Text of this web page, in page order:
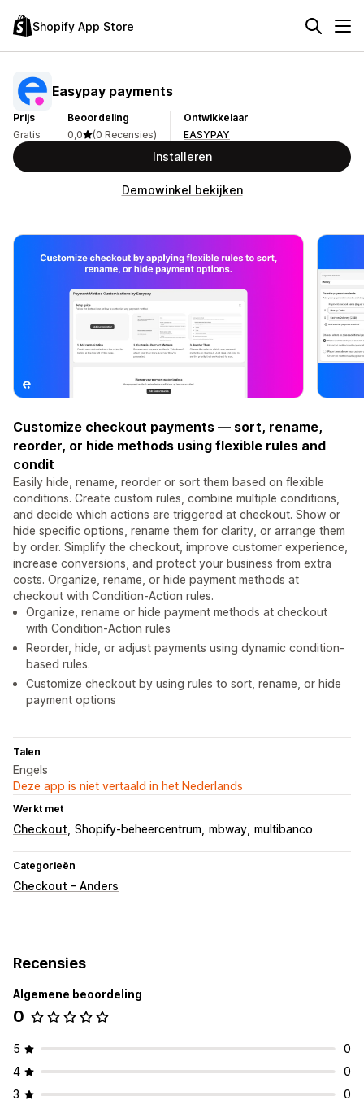
Shopify App Store
Easypay payments
Prijs
Gratis
Beoordeling
0,0
(0 Recensies)
Ontwikkelaar
EASYPAY
Installeren
Demowinkel bekijken
Customize checkout payments — sort, rename,
reorder, or hide methods using flexible rules and
condit
Easily hide, rename, reorder or sort them based on flexible
conditions. Create custom rules, combine multiple conditions,
and decide which actions are triggered at checkout. Show or
hide specific options, rename them for clarity, or arrange them
by order. Simplify the checkout, improve customer experience,
increase conversions, and protect your business from extra
costs. Organize, rename, or hide payment methods at
checkout with Condition-Action rules.
Organize, rename or hide payment methods at checkout
with Condition-Action rules
Reorder, hide, or adjust payments using dynamic condition-
based rules.
Customize checkout by using rules to sort, rename, or hide
payment options
Talen
Engels
Deze app is niet vertaald in het Nederlands
Werkt met
Checkout Shopify-beheercentrum mbway multibanco
Categorieën
Checkout - Anders
Recensies
Algemene beoordeling
0
5
0
4
0
3
0